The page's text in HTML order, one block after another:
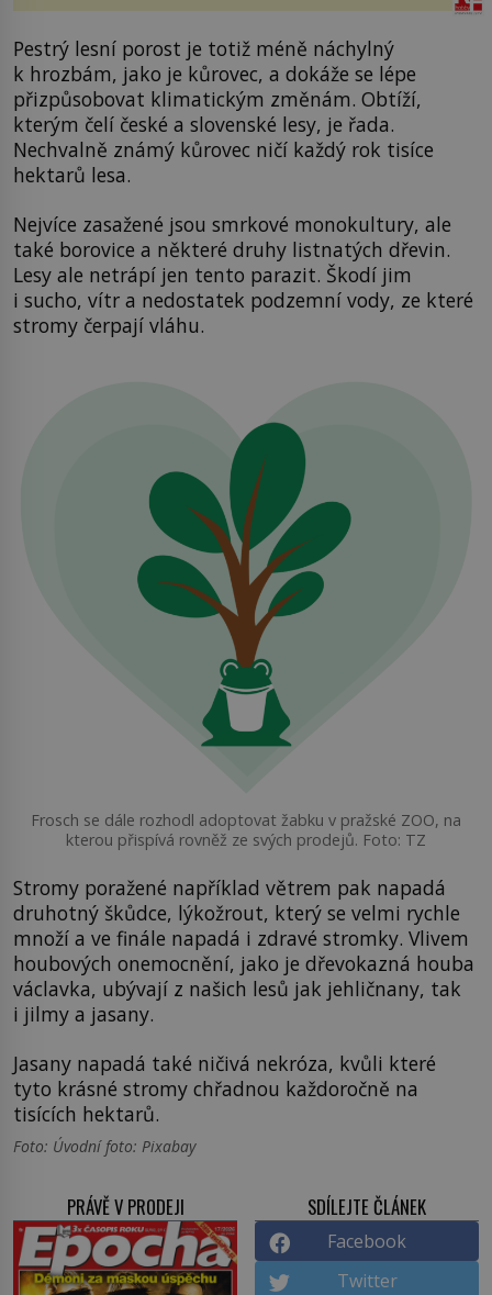
Pestrý lesní porost je totiž méně náchylný
k hrozbám, jako je kůrovec, a dokáže se lépe
přizpůsobovat klimatickým změnám. Obtíží,
kterým čelí české a slovenské lesy, je řada.
Nechvalně známý kůrovec ničí každý rok tisíce
hektarů lesa.
Nejvíce zasažené jsou smrkové monokultury, ale
také borovice a některé druhy listnatých dřevin.
Lesy ale netrápí jen tento parazit. Škodí jim
i sucho, vítr a nedostatek podzemní vody, ze které
stromy čerpají vláhu.
Frosch se dále rozhodl adoptovat žabku v pražské ZOO, na
kterou přispívá rovněž ze svých prodejů. Foto: TZ
Stromy poražené například větrem pak napadá
druhotný škůdce, lýkožrout, který se velmi rychle
množí a ve finále napadá i zdravé stromky. Vlivem
houbových onemocnění, jako je dřevokazná houba
václavka, ubývají z našich lesů jak jehličnany, tak
i jilmy a jasany.
Jasany napadá také ničivá nekróza, kvůli které
tyto krásné stromy chřadnou každoročně na
tisících hektarů.
Foto: Úvodní foto: Pixabay
PRÁVĚ V PRODEJI SDÍLEJTE ČLÁNEK
Facebook
Twitter